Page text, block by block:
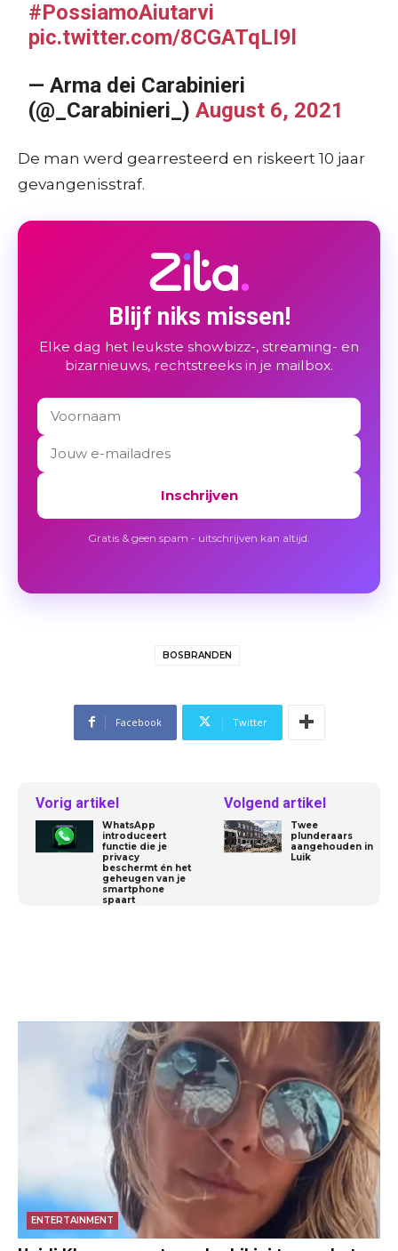
#PossiamoAiutarvi
pic.twitter.com/8CGATqLI9l
— Arma dei Carabinieri
(@_Carabinieri_)August 6, 2021
De man werd gearresteerd en riskeert 10 jaar
gevangenisstraf.
Blijf niks missen!
Elke dag het leukste showbizz-, streaming- en
bizarnieuws, rechtstreeks in je mailbox.
Inschrijven
Gratis & geen spam - uitschrijven kan altijd.
BOSBRANDEN
Facebook Twitter
Vorig artikel
WhatsApp
introduceert
functie die je
privacy
beschermt én het
geheugen van je
smartphone
spaart
Volgend artikel
Twee
plunderaars
aangehouden in
Luik
ENTERTAINMENT